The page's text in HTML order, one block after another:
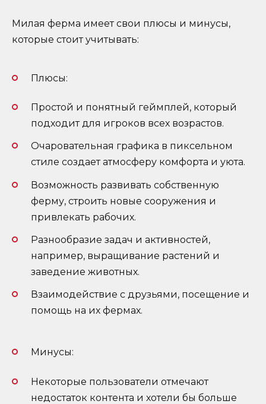
Милая ферма имеет свои плюсы и минусы,
которые стоит учитывать:
Плюсы:
Простой и понятный геймплей, который
подходит для игроков всех возрастов.
Очаровательная графика в пиксельном
стиле создает атмосферу комфорта и уюта.
Возможность развивать собственную
ферму, строить новые сооружения и
привлекать рабочих.
Разнообразие задач и активностей,
например, выращивание растений и
заведение животных.
Взаимодействие с друзьями, посещение и
помощь на их фермах.
Минусы:
Некоторые пользователи отмечают
недостаток контента и хотели бы больше